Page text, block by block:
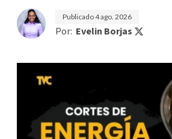
Publicado4 ago. 2026
Por: Evelin Borjas